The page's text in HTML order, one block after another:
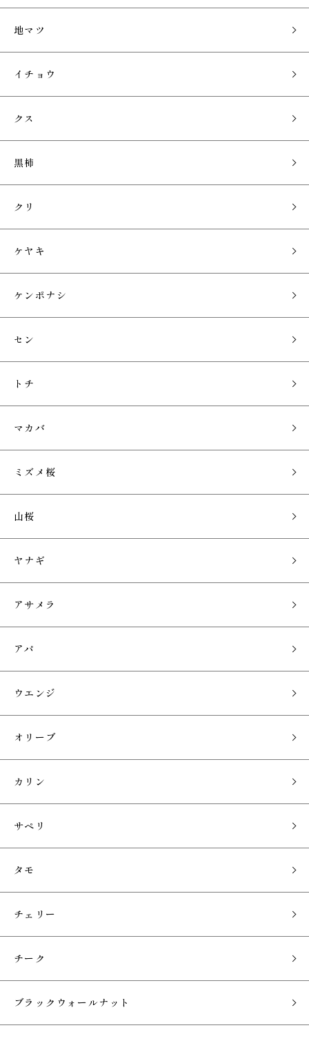
地マツ
イチョウ
クス
黒柿
クリ
ケヤキ
ケンポナシ
セン
トチ
マカバ
ミズメ桜
山桜
ヤナギ
アサメラ
アパ
ウエンジ
オリーブ
カリン
サペリ
タモ
チェリー
チーク
ブラックウォールナット